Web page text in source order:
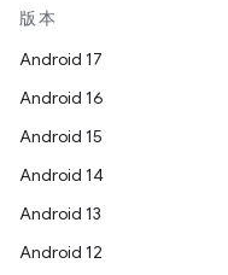
版本
Android 17
Android 16
Android 15
Android 14
Android 13
Android 12